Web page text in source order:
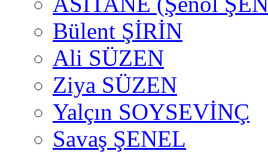
Bülent ŞİRİN
Ali SÜZEN
Ziya SÜZEN
Yalçın SOYSEVİNÇ
Savaş ŞENEL